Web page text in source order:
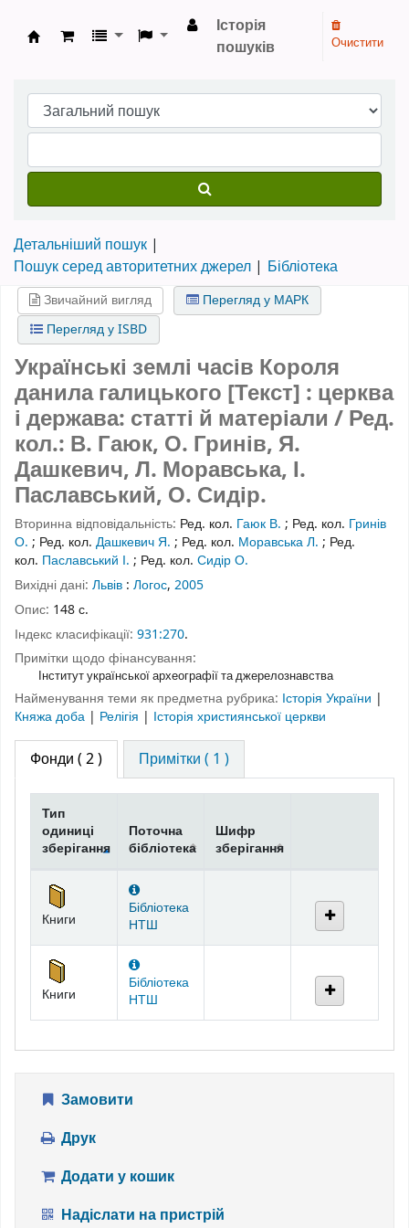
Бібліотека НТШ › Електронний каталог
Історія
пошуків
Очистити
Детальніший пошук
Пошук серед авторитетних джерел
Бібліотека
Звичайний вигляд
Перегляд у МАРК
Перегляд у ISBD
Українські землі часів Короля
данила галицького [Текст] : церква
і держава: статті й матеріали / Ред.
кол.: В. Гаюк, О. Гринів, Я.
Дашкевич, Л. Моравська, І.
Паславський, О. Сидір.
Вторинна відповідальність: Ред. кол. Гаюк В. ; Ред. кол. Гринів
О. ; Ред. кол. Дашкевич Я. ; Ред. кол. Моравська Л. ; Ред.
кол. Паславський І. ; Ред. кол. Сидір О.
Вихідні дані: Львів : Логос, 2005
Опис: 148 с.
Індекс класифікації: 931:270.
Примітки щодо фінансування:
Інститут української археографії та джерелознавства
Найменування теми як предметна рубрика: Історія України |
Княжа доба | Релігія | Історія християнської церкви
Фонди ( 2 ) Примітки ( 1 )
Фонди
Тип
одиниці
зберігання
Поточна
бібліотека
Шифр
зберігання
Книги
Бібліотека
НТШ
Книги
Бібліотека
НТШ
Замовити
Друк
Додати у кошик
Надіслати на пристрій